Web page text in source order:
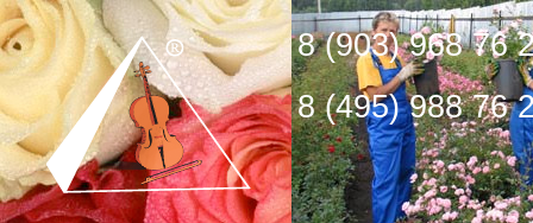
8 (903) 968 76
8 (495) 988 76